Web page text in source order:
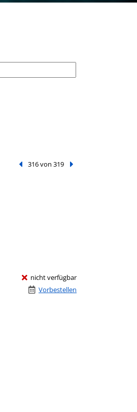
Vorheriger Treffer
316 von 319 Nächster Treffer
nicht verfügbar
Vorbestellen